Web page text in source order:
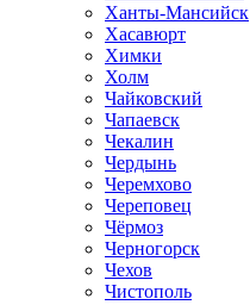
Ханты-Мансийск
Хасавюрт
Химки
Холм
Чайковский
Чапаевск
Чекалин
Чердынь
Черемхово
Череповец
Чёрмоз
Черногорск
Чехов
Чистополь